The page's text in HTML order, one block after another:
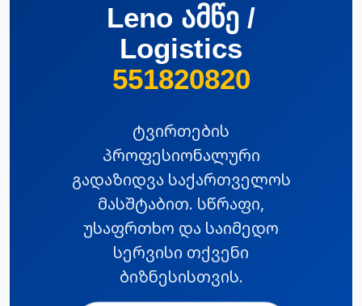
Leno ამწე /
Logistics
551820820
ტვირთების
პროფესიონალური
გადაზიდვა საქართველოს
მასშტაბით. სწრაფი,
უსაფრთხო და საიმედო
სერვისი თქვენი
ბიზნესისთვის.